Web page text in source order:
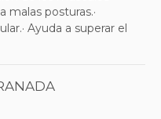
malas posturas.·
Ayuda a superar el